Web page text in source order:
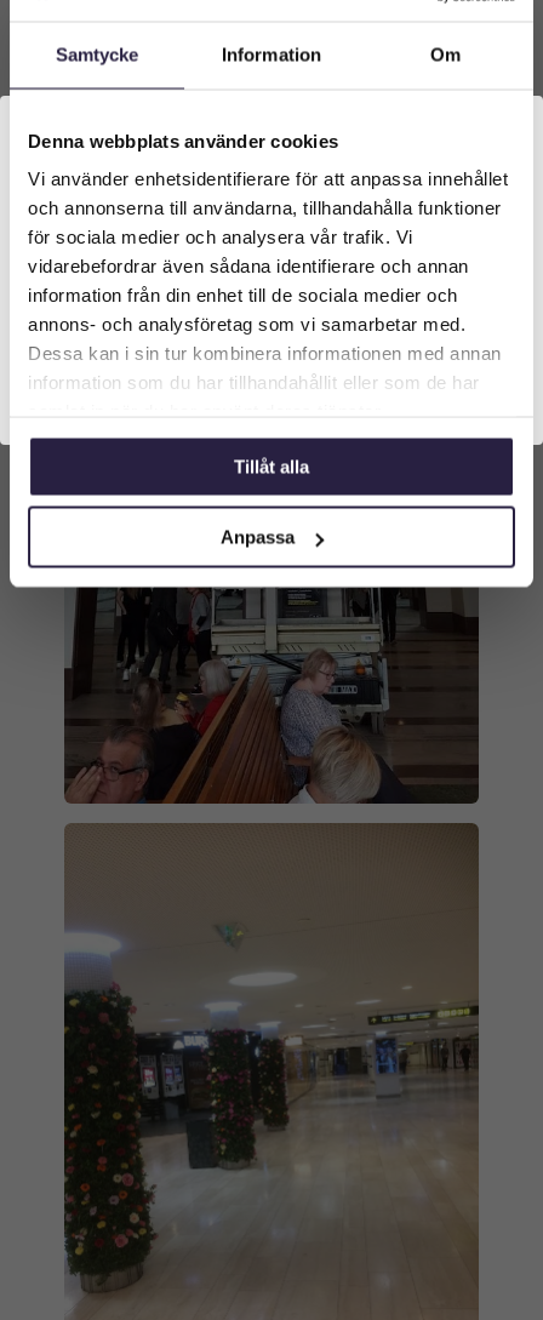
Samtycke Information Om
Denna webbplats använder cookies
Vi använder enhetsidentifierare för att anpassa innehållet
och annonserna till användarna, tillhandahålla funktioner
för sociala medier och analysera vår trafik. Vi
vidarebefordrar även sådana identifierare och annan
information från din enhet till de sociala medier och
annons- och analysföretag som vi samarbetar med.
Dessa kan i sin tur kombinera informationen med annan
information som du har tillhandahållit eller som de har
Tillåt alla
Anpassa
Välkommen till Webflower
Vilken typ av kund är du? Du kan alltid justera ditt val
längst upp på sidan.
Företagskund (exkl. moms)
Privatkund (inkl. moms)